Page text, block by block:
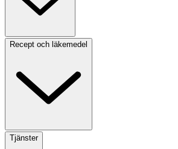
Recept och läkemedel
Tjänster